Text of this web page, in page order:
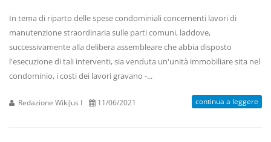
In tema di riparto delle spese condominiali concernenti lavori di
manutenzione straordinaria sulle parti comuni, laddove,
successivamente alla delibera assembleare che abbia disposto
l'esecuzione di tali interventi, sia venduta un'unità immobiliare sita nel
condominio, i costi dei lavori gravano -...
Redazione WikiJus I 11/06/2021 continua a leggere